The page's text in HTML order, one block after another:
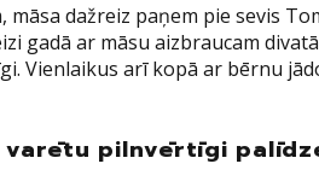
māsa dažreiz paņem pie sevis
gadā ar māsu aizbraucam
Vienlaikus arī kopā ar bērnu
pilnvērtīgi